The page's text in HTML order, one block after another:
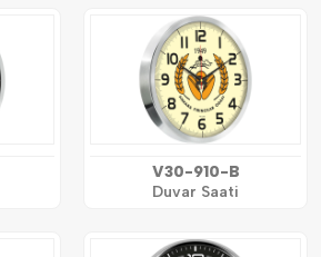
V30-910-B
Duvar Saati